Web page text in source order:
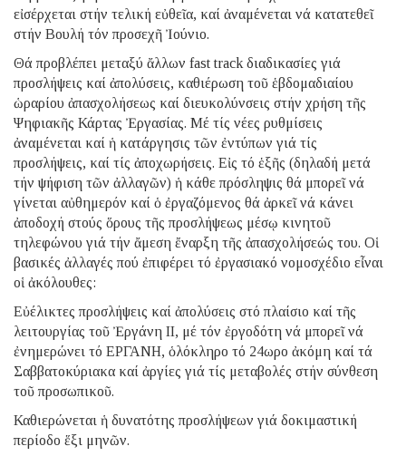
εἰσέρχεται στήν τελική εὐθεῖα, καί ἀναμένεται νά κατατεθεῖ
στήν Βουλή τόν προσεχῆ Ἰούνιο.
Θά προβλέπει μεταξύ ἄλλων fast track διαδικασίες γιά
προσλήψεις καί ἀπολύσεις, καθιέρωση τοῦ ἑβδομαδιαίου
ὡραρίου ἀπασχολήσεως καί διευκολύνσεις στήν χρήση τῆς
Ψηφιακῆς Κάρτας Ἐργασίας. Mέ τίς νέες ρυθμίσεις
ἀναμένεται καί ἡ κατάργησις τῶν ἐντύπων γιά τίς
προσλήψεις, καί τίς ἀποχωρήσεις. Εἰς τό ἑξῆς (δηλαδή μετά
τήν ψήφιση τῶν ἀλλαγῶν) ἡ κάθε πρόσληψις θά μπορεῖ νά
γίνεται αὐθημερόν καί ὁ ἐργαζόμενος θά ἀρκεῖ νά κάνει
ἀποδοχή στούς ὅρους τῆς προσλήψεως μέσῳ κινητοῦ
τηλεφώνου γιά τήν ἄμεση ἔναρξη τῆς ἀπασχολήσεώς του. Οἱ
βασικές ἀλλαγές πού ἐπιφέρει τό ἐργασιακό νομοσχέδιο εἶναι
οἱ ἀκόλουθες:
Εὐέλικτες προσλήψεις καί ἀπολύσεις στό πλαίσιο καί τῆς
λειτουργίας τοῦ Ἐργάνη ΙΙ, μέ τόν ἐργοδότη νά μπορεῖ νά
ἐνημερώνει τό ΕΡΓΑΝΗ, ὁλόκληρο τό 24ωρο ἀκόμη καί τά
Σαββατοκύριακα καί ἀργίες γιά τίς μεταβολές στήν σύνθεση
τοῦ προσωπικοῦ.
Καθιερώνεται ἡ δυνατότης προσλήψεων γιά δοκιμαστική
περίοδο ἕξι μηνῶν.